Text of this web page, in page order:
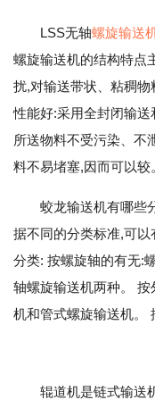
LSS无轴螺旋输送
螺旋输送机的结构特点
扰,对输送带状、粘稠
性能好:采用全封闭输
所送物料不受污染、不
料不易堵塞,因而可以较
蛟龙输送机有哪些
据不同的分类标准,可
分类: 按螺旋轴的有无:
轴螺旋输送机两种。
机和管式螺旋输送机。
辊道机是链式输送